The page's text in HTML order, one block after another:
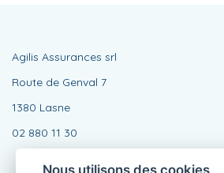
Agilis Assurances srl
Route de Genval 7
1380 Lasne
02 880 11 30
Nous utilisons des cookies